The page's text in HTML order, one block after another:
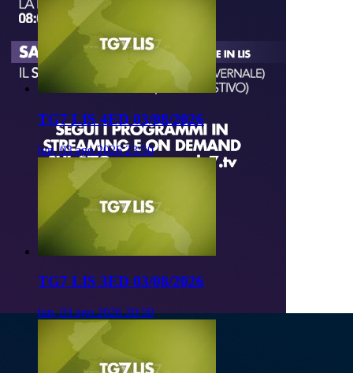
TG7 LIS 4ED 03/08/2026
lun, 03 ago 2026 23:50
TG7 LIS 3ED 03/08/2026
lun, 03 ago 2026 20:50